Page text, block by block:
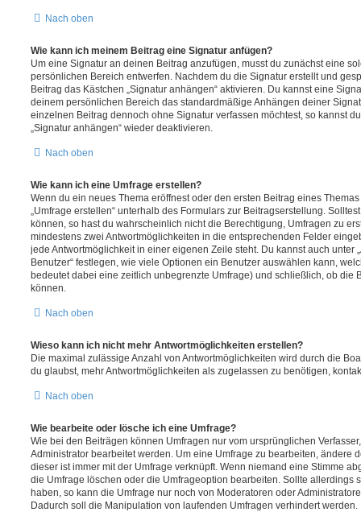
Nach oben
Wie kann ich meinem Beitrag eine Signatur anfügen?
Um eine Signatur an deinen Beitrag anzufügen, musst du zunächst eine
persönlichen Bereich entwerfen. Nachdem du die Signatur erstellt und
Beitrag das Kästchen „Signatur anhängen“ aktivieren. Du kannst eine
deinem persönlichen Bereich das standardmäßige Anhängen deiner
einzelnen Beitrag dennoch ohne Signatur verfassen möchtest, so kannst
„Signatur anhängen“ wieder deaktivieren.
Nach oben
Wie kann ich eine Umfrage erstellen?
Wenn du ein neues Thema eröffnest oder den ersten Beitrag eines
„Umfrage erstellen“ unterhalb des Formulars zur Beitragserstellung.
können, so hast du wahrscheinlich nicht die Berechtigung, Umfragen zu
mindestens zwei Antwortmöglichkeiten in die entsprechenden Felder
jede Antwortmöglichkeit in einer eigenen Zeile steht. Du kannst auch unter
Benutzer“ festlegen, wie viele Optionen ein Benutzer auswählen kann,
bedeutet dabei eine zeitlich unbegrenzte Umfrage) und schließlich, ob die
können.
Nach oben
Wieso kann ich nicht mehr Antwortmöglichkeiten erstellen?
Die maximal zulässige Anzahl von Antwortmöglichkeiten wird durch die
du glaubst, mehr Antwortmöglichkeiten als zugelassen zu benötigen,
Nach oben
Wie bearbeite oder lösche ich eine Umfrage?
Wie bei den Beiträgen können Umfragen nur vom ursprünglichen
Administrator bearbeitet werden. Um eine Umfrage zu bearbeiten, ändere
dieser ist immer mit der Umfrage verknüpft. Wenn niemand eine Stimme
die Umfrage löschen oder die Umfrageoption bearbeiten. Sollte allerdings
haben, so kann die Umfrage nur noch von Moderatoren oder
Dadurch soll die Manipulation von laufenden Umfragen verhindert werden.